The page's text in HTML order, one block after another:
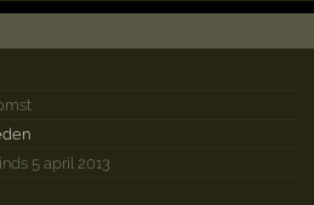
5 april 2013